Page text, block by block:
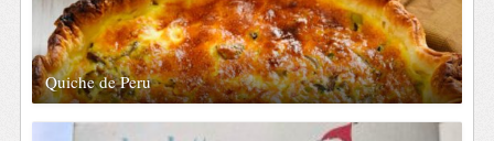
Quiche de Peru